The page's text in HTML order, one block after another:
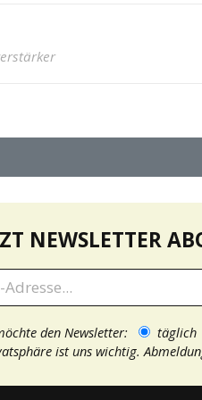
NEWSLETTER
den Newsletter: täglich
ist uns wichtig.